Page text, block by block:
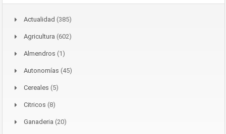
Actualidad (385)
Agricultura (602)
Almendros (1)
Autonomías (45)
Cereales (5)
Citricos (8)
Ganaderia (20)